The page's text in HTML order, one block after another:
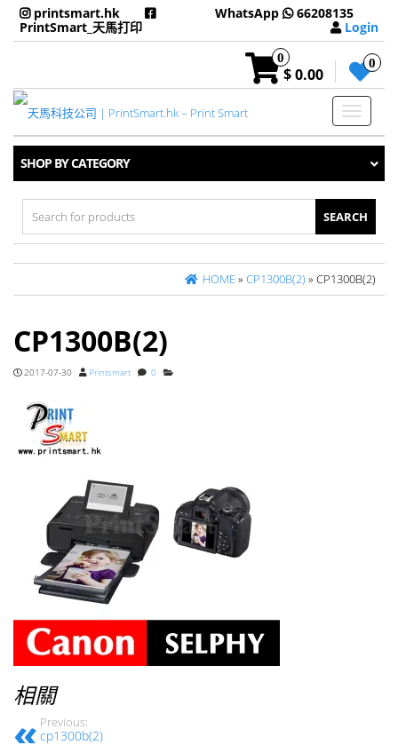
printsmart.hk
PrintSmart_天馬打印
WhatsApp
66208135
Login
0
$ 0.00
0
Toggle
SHOP BY CATEGORY
Search
for:
HOME» CP1300B(2) » CP1300B(2)
CP1300B(2)
2017-07-30 Printsmart 0
相關
Previous:
cp1300b(2)